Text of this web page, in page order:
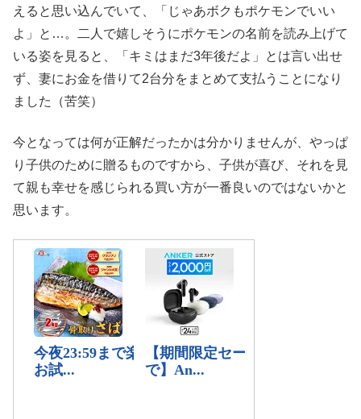
えると思い込んでいて、「じゃあボクもポケモンでいい
よ」と…。二人で嬉しそうにポケモンの名前を読み上げて
いる姿を見ると、「キミはまだ3年後だよ」とは言い出せ
ず、妻にお金を借りて2台分をまとめて支払うことになり
ました（苦笑）
今となっては何が正解だったかは分かりませんが、やっぱ
り子供のために贈るものですから、子供が喜び、それを見
て親も幸せを感じられる買い方が一番良いのではないかと
思います。